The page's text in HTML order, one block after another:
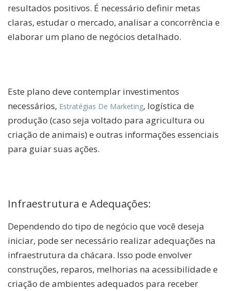
resultados positivos. É necessário definir metas
claras, estudar o mercado, analisar a concorrência e
elaborar um plano de negócios detalhado.
Este plano deve contemplar investimentos
necessários, Estratégias De Marketing, logística de
produção (caso seja voltado para agricultura ou
criação de animais) e outras informações essenciais
para guiar suas ações.
Infraestrutura e Adequações:
Dependendo do tipo de negócio que você deseja
iniciar, pode ser necessário realizar adequações na
infraestrutura da chácara. Isso pode envolver
construções, reparos, melhorias na acessibilidade e
criação de ambientes adequados para receber